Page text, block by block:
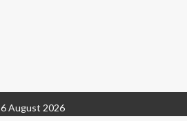
6 August 2026